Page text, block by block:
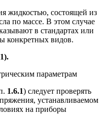
жидкостью, состоящей из
по массе. В этом случае
в стандартах или
конкретных видов.
параметрам
1.6.1) следует проверять
устанавливаемом
на приборы